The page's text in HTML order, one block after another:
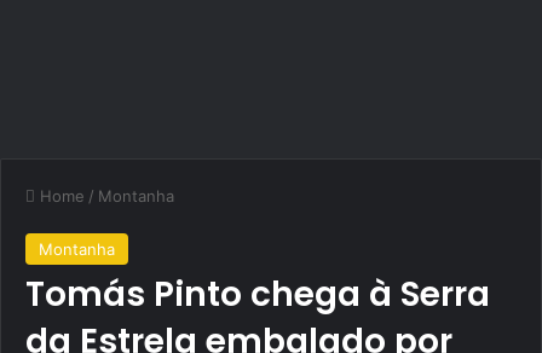
Home / Montanha
Montanha
Tomás Pinto chega à Serra
da Estrela embalado por